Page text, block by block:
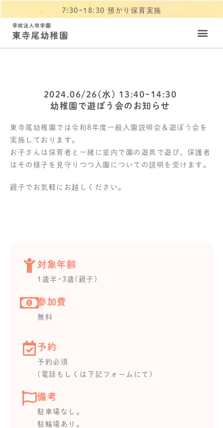
7:30~18:30 預かり保育実施
2024.06/26(水) 13:40~14:30
幼稚園で遊ぼう会のお知らせ
東寺尾幼稚園では令和8年度一般入園説明会＆遊ぼう会を
実施しております。
お子さんは保育者と一緒に室内で園の遊具で遊び、保護者
はその様子を見守りつつ入園についての説明を受けます。
親子でお気軽にお越しください。
対象年齢
1歳半~3歳(親子)
参加費
無料
予約
予約必須
(電話もしくは下記フォームにて)
備考
駐車場なし。
駐輪場あり。